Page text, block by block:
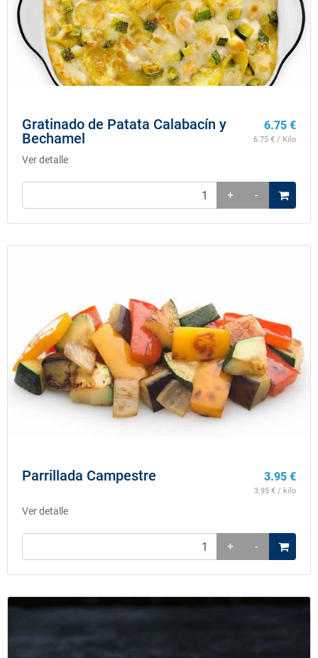
Gratinado de Patata Calabacín y
Bechamel
6.75 €
6.75 € / Kilo
Ver detalle
+ -
Parrillada Campestre 3.95 €
3.95 € / kilo
Ver detalle
+ -